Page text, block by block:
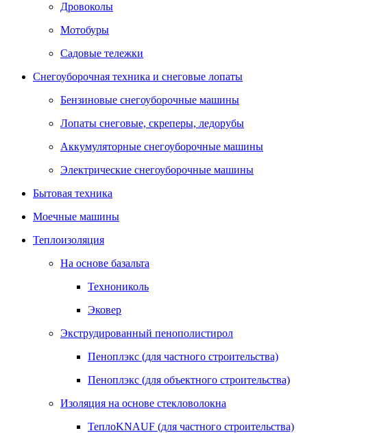
Дровоколы
Мотобуры
Садовые тележки
Снегоуборочная техника и снеговые лопаты
Бензиновые снегоуборочные машины
Лопаты снеговые, скреперы, ледорубы
Аккумуляторные снегоуборочные машины
Электрические снегоуборочные машины
Бытовая техника
Моечные машины
Теплоизоляция
На основе базальта
Технониколь
Эковер
Экструдированный пенополистирол
Пеноплэкс (для частного строительства)
Пеноплэкс (для объектного строительства)
Изоляция на основе стекловолокна
ТеплоKNAUF (для частного строительства)